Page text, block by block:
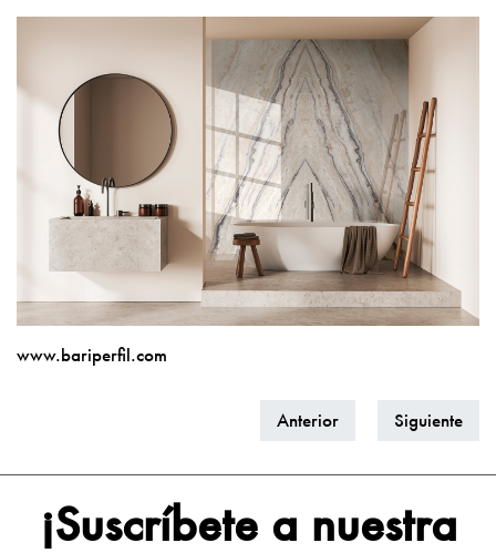
www.bariperfil.com
Anterior Siguiente
¡Suscríbete a nuestra